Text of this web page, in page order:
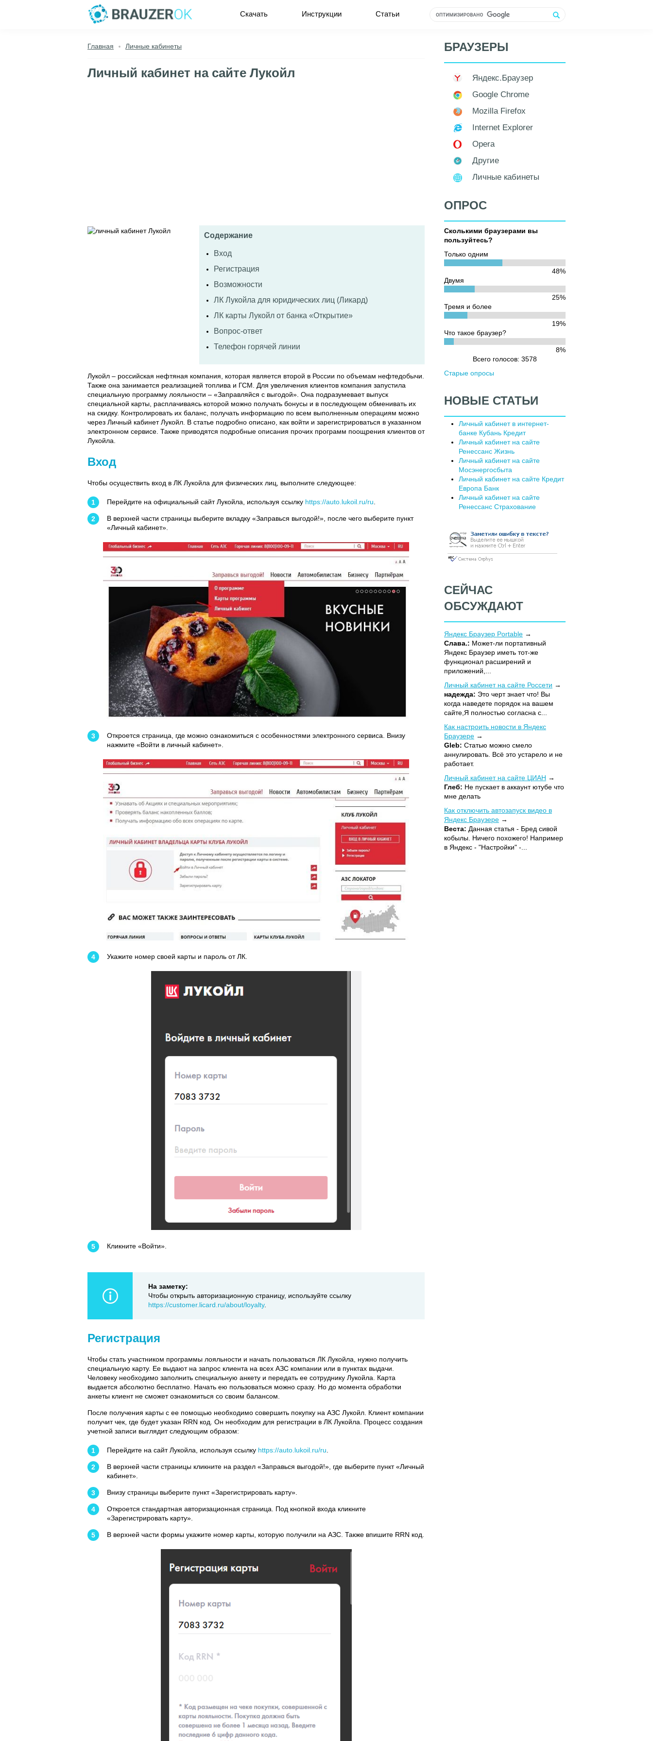
Скачать Инструкции Статьи
Главная Личные кабинеты
Личный кабинет на сайте Лукойл
Содержание
Вход
Регистрация
Возможности
ЛК Лукойла для юридических лиц (Ликард)
ЛК карты Лукойл от банка «Открытие»
Вопрос-ответ
Телефон горячей линии
Лукойл – российская нефтяная компания, которая является второй в России по объемам нефтедобычи.
Также она занимается реализацией топлива и ГСМ. Для увеличения клиентов компания запустила
специальную программу лояльности – «Заправляйся с выгодой». Она подразумевает выпуск
специальной карты, расплачиваясь которой можно получать бонусы и в последующем обменивать их
на скидку. Контролировать их баланс, получать информацию по всем выполненным операциям можно
через Личный кабинет Лукойл. В статье подробно описано, как войти и зарегистрироваться в указанном
электронном сервисе. Также приводятся подробные описания прочих программ поощрения клиентов от
Лукойла.
Вход
Чтобы осуществить вход в ЛК Лукойла для физических лиц, выполните следующее:
Перейдите на официальный сайт Лукойла, используя ссылку https://auto.lukoil.ru/ru
В верхней части страницы выберите вкладку «Заправься выгодой!», после чего выберите пункт
«Личный кабинет».
Откроется страница, где можно ознакомиться с особенностями электронного сервиса. Внизу
нажмите «Войти в личный кабинет».
Укажите номер своей карты и пароль от ЛК.
Кликните «Войти».
На заметку:
Чтобы открыть авторизационную страницу, используйте ссылку
https://customer.licard.ru/about/loyalty.
Регистрация
Чтобы стать участником программы лояльности и начать пользоваться ЛК Лукойла, нужно получить
специальную карту. Ее выдают на запрос клиента на всех АЗС компании или в пунктах выдачи.
Человеку необходимо заполнить специальную анкету и передать ее сотруднику Лукойла. Карта
выдается абсолютно бесплатно. Начать ею пользоваться можно сразу. Но до момента обработки
анкеты клиент не сможет ознакомиться со своим балансом.
После получения карты с ее помощью необходимо совершить покупку на АЗС Лукойл. Клиент компании
получит чек, где будет указан RRN код. Он необходим для регистрации в ЛК Лукойла. Процесс создания
учетной записи выглядит следующим образом:
Перейдите на сайт Лукойла, используя ссылку https://auto.lukoil.ru/ru
В верхней части страницы кликните на раздел «Заправься выгодой!», где выберите пункт «Личный
кабинет».
Внизу страницы выберите пункт «Зарегистрировать карту».
Откроется стандартная авторизационная страница. Под кнопкой входа кликните
«Зарегистрировать карту».
В верхней части формы укажите номер карты, которую получили на АЗС. Также впишите RRN код.
БРАУЗЕРЫ
Яндекс.Браузер
Google Chrome
Mozilla Firefox
Internet Explorer
Opera
Другие
Личные кабинеты
ОПРОС
Сколькими браузерами вы
пользуйтесь?
Только одним
48%
Двумя
25%
Тремя и более
19%
Что такое браузер?
8%
Всего голосов: 3578
Старые опросы
НОВЫЕ СТАТЬИ
Личный кабинет в интернет-
банке Кубань Кредит
Личный кабинет на сайте
Ренессанс Жизнь
Личный кабинет на сайте
Мосэнергосбыта
Личный кабинет на сайте Кредит
Европа Банк
Личный кабинет на сайте
Ренессанс Страхование
СЕЙЧАС
ОБСУЖДАЮТ
Яндекс Браузер Portable
Слава.: Может-ли портативный
Яндекс Браузер иметь тот-же
функционал расширений и
приложений,...
Личный кабинет на сайте Россети
надежда: Это черт знает что! Вы
когда наведете порядок на вашем
сайте,Я полностью согласна с...
Как настроить новости в Яндекс
Браузере
Gleb: Статью можно смело
аннулировать. Всё это устарело и не
работает.
Личный кабинет на сайте ЦИАН
Глеб: Не пускает в аккаунт ютубе что
мне делать
Как отключить автозапуск видео в
Яндекс Браузере
Веста: Данная статья - Бред сивой
кобылы. Ничего похожего! Например
в Яндекс - "Настройки" -...